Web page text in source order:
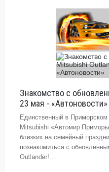
Знакомство с
23 мая - «Автоновости»
Единственный в
Mitsubishi «Автомир
близких на семейный
познакомиться с
Outlander!...